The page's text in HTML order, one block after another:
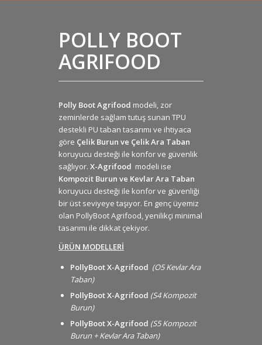
POLLY BOOT
AGRIFOOD
Polly Boot Agrifood modeli, zor
zeminlerde sağlam tutuş sunan TPU
destekli PU taban tasarımı ve ihtiyaca
göre Çelik Burun ve Çelik Ara Taban
koruyucu desteği ile konfor ve güvenlik
sağlıyor. X-Agrifood modeli ise
Kompozit Burun ve Kevlar Ara Taban
koruyucu desteği ile konfor ve güvenliği
bir üst seviyeye taşıyor. En genç üyemiz
olan PollyBoot Agrifood, yenilikçi minimal
tasarımı ile dikkat çekiyor.
ÜRÜN MODELLERİ
PollyBoot X-Agrifood (O5 Kevlar Ara
Taban)
PollyBoot X-Agrifood (S4 Kompozit
Burun)
PollyBoot X-Agrifood (S5 Kompozit
Burun + Kevlar Ara Taban)